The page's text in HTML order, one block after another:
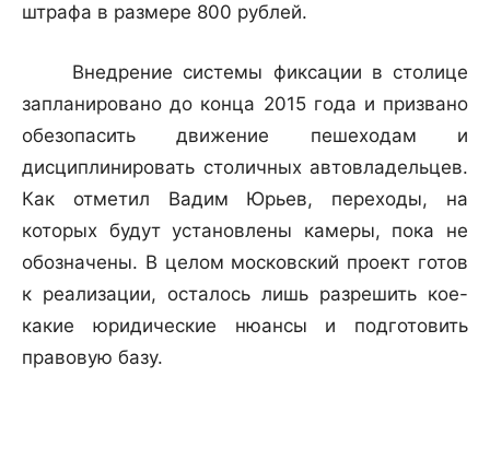
штрафа в размере 800 рублей.
Внедрение системы фиксации в столице
запланировано до конца 2015 года и призвано
обезопасить движение пешеходам и
дисциплинировать столичных автовладельцев.
Как отметил Вадим Юрьев, переходы, на
которых будут установлены камеры, пока не
обозначены. В целом московский проект готов
к реализации, осталось лишь разрешить кое-
какие юридические нюансы и подготовить
правовую базу.